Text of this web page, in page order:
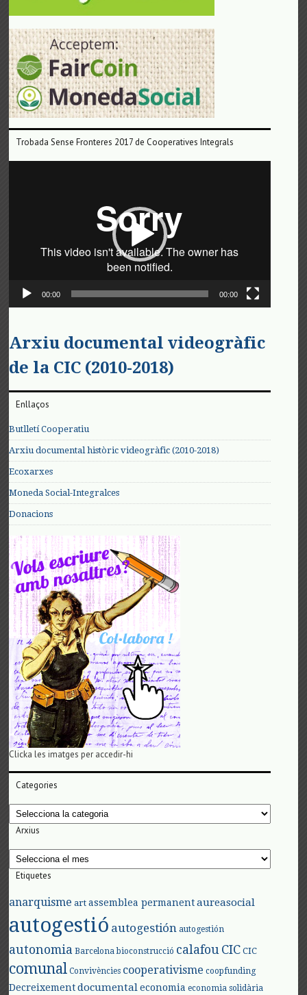
Trobada Sense Fronteres 2017 de Cooperatives Integrals
00:00 00:00
Arxiu documental videogràfic
de la CIC (2010-2018)
Enllaços
Butlletí Cooperatiu
Arxiu documental històric videogràfic (2010-2018)
Ecoxarxes
Moneda Social-Integralces
Donacions
Clicka les imatges per accedir-hi
Categories
Categories
Arxius
Arxius
Etiquetes
anarquisme art assemblea permanent aureasocial
autogestió autogestión autogestión
autonomia Barcelona bioconstrucció calafouCIC CIC
comunal Convivències cooperativisme coopfunding
Decreixement documental economia economia solidària